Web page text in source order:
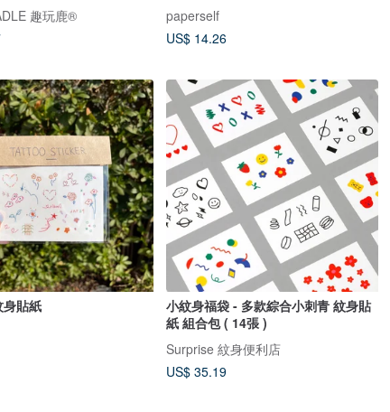
趣玩鹿®
paperself
US$ 14.26
貼紙
小紋身福袋 - 多款綜合小刺青 紋身貼
紙 組合包 ( 14張 )
Surprise 紋身便利店
US$ 35.19